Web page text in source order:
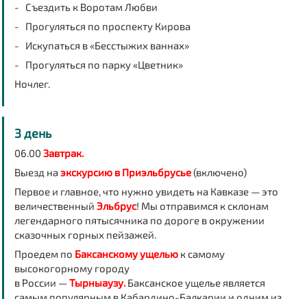
- Съездить к Воротам Любви
- Прогуляться по проспекту Кирова
- Искупаться в «Бесстыжих ваннах»
- Прогуляться по парку «Цветник»
Ночлег.
3 день
06.00 Завтрак.
Выезд наэкскурсию в Приэльбрусье(включено)
Первое и главное, что нужно увидеть на Кавказе — это
величественный Эльбрус! Мы отправимся к склонам
легендарного пятысячника по дороге в окружении
сказочных горных пейзажей.
Проедем по Баксанскому ущельюк самому
высокогорному городу
в России —Тырныаузу. Баксанское ущельеявляется